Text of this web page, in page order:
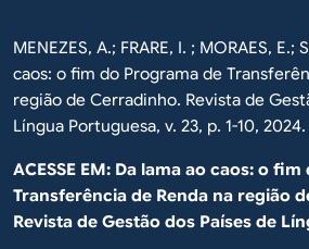
MENEZES, A.; FRARE, I. ; MORAES, E.;
caos: o fim do Programa de
região de Cerradinho. Revista de
Língua Portuguesa, v. 23, p. 1-10, 2024.
ACESSE EM: Da lama ao caos: o
Transferência de Renda na região
Revista de Gestão dos Países de